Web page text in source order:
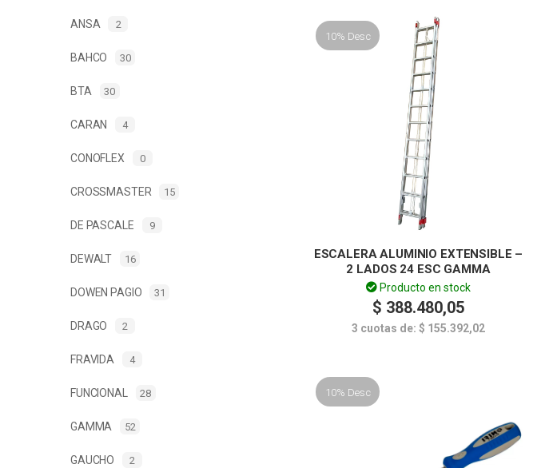
ANSA 2
BAHCO 30
BTA 30
CARAN 4
CONOFLEX 0
CROSSMASTER 15
DE PASCALE 9
DEWALT 16
DOWEN PAGIO 31
DRAGO 2
FRAVIDA 4
FUNCIONAL 28
GAMMA 52
GAUCHO 2
10% Desc
ESCALERA ALUMINIO EXTENSIBLE –
2 LADOS 24 ESC GAMMA
Producto en stock
$ 388.480,05
3 cuotas de: $ 155.392,02
10% Desc